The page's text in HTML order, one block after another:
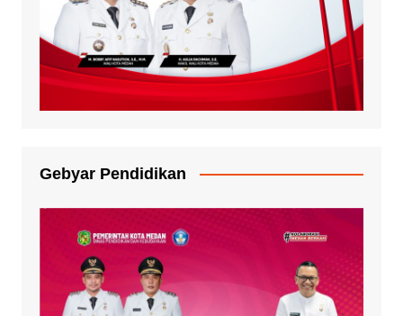
Gebyar Pendidikan